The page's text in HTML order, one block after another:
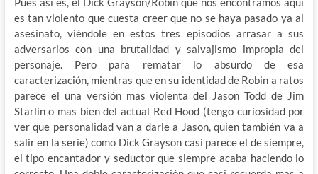
es tan violento que cuesta creer que no se haya pasado ya al
asesinato, viéndole en estos tres episodios arrasar a sus
adversarios con una brutalidad y salvajismo impropia del
personaje. Pero para rematar lo absurdo de esa
caracterización, mientras que en su identidad de Robin a ratos
parece el una versión mas violenta del Jason Todd de Jim
Starlin o mas bien del actual Red Hood (tengo curiosidad por
ver que personalidad van a darle a Jason, quien también va a
salir en la serie) como Dick Grayson casi parece el de siempre,
el tipo encantador y seductor que siempre acaba haciendo lo